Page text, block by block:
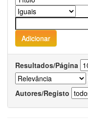
Resultados/Página
Autores/Registo